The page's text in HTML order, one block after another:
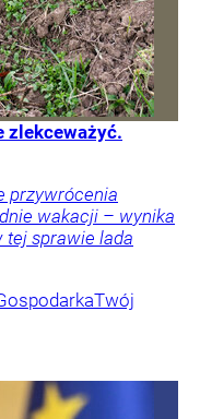
zlekceważyć.
przywrócenia
wakacji – wynika
tej sprawie lada
Twój